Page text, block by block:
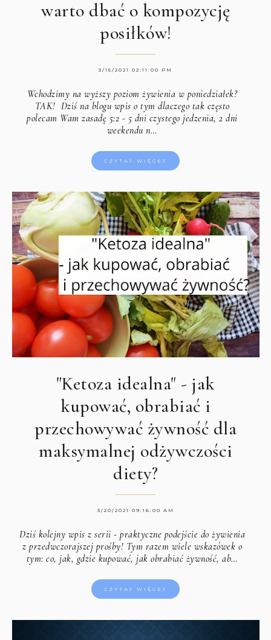
warto dbać o kompozycję
posiłków!
3/15/2021 02:11:00 PM
Wchodzimy na wyższy poziom żywienia w poniedziałek?
TAK! Dziś na blogu wpis o tym dlaczego tak często
polecam Wam zasadę 5:2 - 5 dni czystego jedzenia, 2 dni
weekendu n…
CZYTAJ WIĘCEJ
"Ketoza idealna" - jak
kupować, obrabiać i
przechowywać żywność dla
maksymalnej odżywczości
diety?
3/20/2021 09:16:00 AM
Dziś kolejny wpis z serii - praktyczne podejście do żywienia
z przedwczorajszej prośby! Tym razem wiele wskazówek o
tym: co, jak, gdzie kupować, jak obrabiać żywność, ab…
CZYTAJ WIĘCEJ